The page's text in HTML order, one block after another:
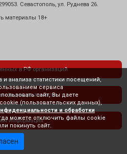
Севастополь, ул. Руднева 26.
материалы 18+
в РФ организаций
информация
и анализа статистики посещений,
сервиса
сайт, Вы даете
(пользовательских данных),
и обработки
можете отключить файлы cookie
покинуть сайт.